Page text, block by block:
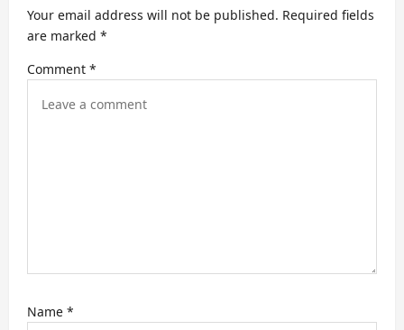
a
t
i
Your email address will not be published. Required fields
are marked *
Comment *
Name *